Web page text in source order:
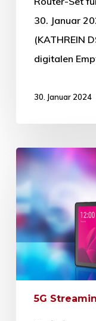
30. Januar
(KATHREIN
digitalen
30. Januar 2024
5G